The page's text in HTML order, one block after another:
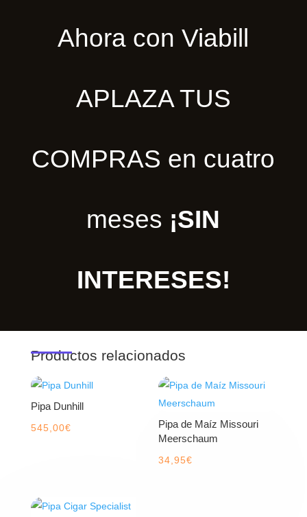
Ahora con Viabill
APLAZA TUS
COMPRAS en cuatro
meses ¡SIN
INTERESES!
Productos relacionados
Pipa Dunhill
545,00€
Pipa de Maíz Missouri
Meerschaum
34,95€